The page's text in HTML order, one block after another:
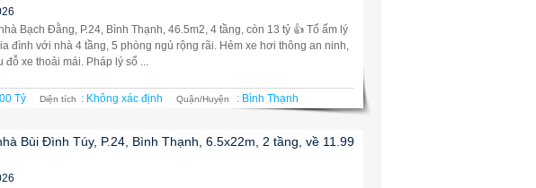
Bạch Đằng, P.24, Bình Thạnh, 46.5m2, 4 tầng, còn 13 tỷ 👍 Tổ ấm lý
đình với nhà 4 tầng, 5 phòng ngủ rộng rãi. Hẻm xe hơi thông an ninh,
đỗ xe thoải mái. Pháp lý sổ ...
Tỷ Diện tích : Không xác định Quận/Huyện : Bình Thạnh
Bùi Đình Túy, P.24, Bình Thạnh, 6.5x22m, 2 tầng, về 11.99